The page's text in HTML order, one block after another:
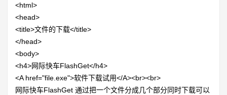
<html>
<head>
<title>文件的下载</title>
</head>
<body>
<h4>网际快车FlashGet</h4>
<A href="file.exe">软件下载试用</A><br><br>
网际快车FlashGet 通过把一个文件分成几个部分同时下载可以